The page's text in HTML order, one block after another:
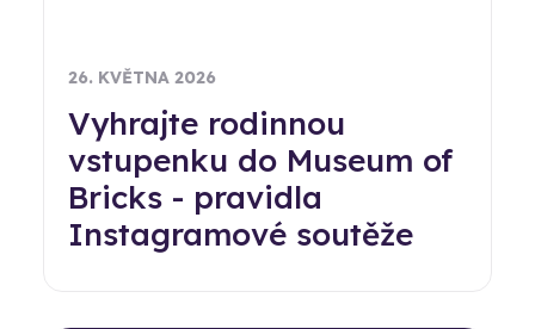
26. KVĚTNA 2026
Vyhrajte rodinnou
vstupenku do Museum of
Bricks - pravidla
Instagramové soutěže